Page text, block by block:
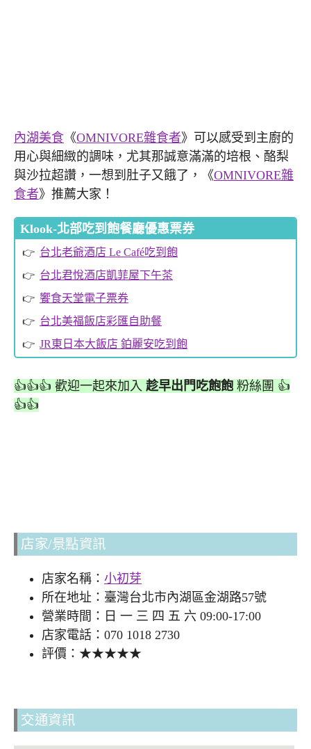
內湖美食 《OMNIVORE雜食者》可以感受到主廚的
用心與細緻的調味，尤其那誠意滿滿的培根、酪梨
與沙拉超讚，一想到肚子又餓了，《OMNIVORE雜
食者》推薦大家！
Klook-北部吃到飽餐廳優惠票券
台北老爺酒店 Le Café吃到飽
台北君悅酒店凱菲屋下午茶
饗食天堂電子票券
台北美福飯店彩匯自助餐
JR東日本大飯店 鉑麗安吃到飽
👍👍👍 歡迎一起來加入 趁早出門吃飽飽 粉絲團 👍
👍👍
店家/景點資訊
店家名稱： 小初芽
所在地址：臺灣台北市內湖區金湖路57號
營業時間：日 一 三 四 五 六 09:00-17:00
店家電話：070 1018 2730
評價：★★★★★
交通資訊